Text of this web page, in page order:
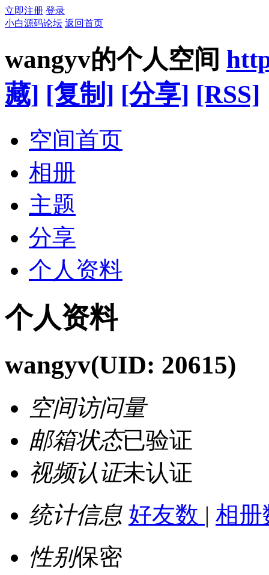
立即注册 登录
小白源码论坛 返回首页
wangyv的个人空间
藏] [复制] [分享] [RSS]
空间首页
相册
主题
分享
个人资料
个人资料
wangyv(UID: 20615)
空间访问量
邮箱状态已验证
视频认证未认证
统计信息 好友数 | 相
性别保密